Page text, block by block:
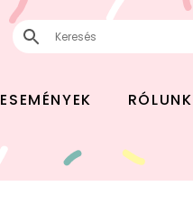
ESEMÉNYEK RÓLUNK